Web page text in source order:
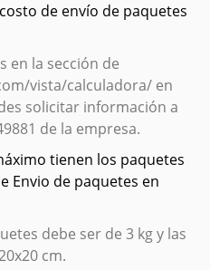
de envío de paquetes
en la sección de
vista/calculadora/ en
solicitar información a
de la empresa.
tienen los paquetes
Envio de paquetes en
debe ser de 3 kg y las
cm.